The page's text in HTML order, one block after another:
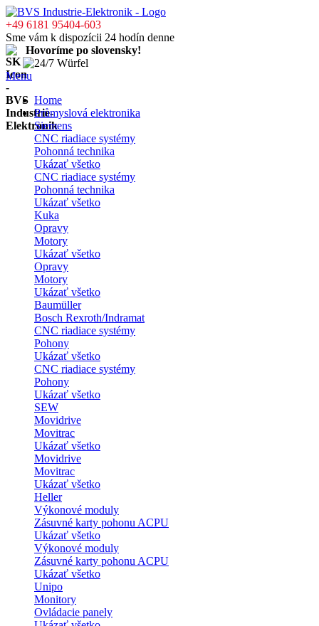
+49 6181 95404-603
Sme vám k dispozícii 24 hodín denne
Hovoríme po slovensky!
Menu
Home
Průmyslová elektronika
Siemens
CNC riadiace systémy
Pohonná technika
Ukázať všetko
CNC riadiace systémy
Pohonná technika
Ukázať všetko
Kuka
Opravy
Motory
Ukázať všetko
Opravy
Motory
Ukázať všetko
Baumüller
Bosch Rexroth/Indramat
CNC riadiace systémy
Pohony
Ukázať všetko
CNC riadiace systémy
Pohony
Ukázať všetko
SEW
Movidrive
Movitrac
Ukázať všetko
Movidrive
Movitrac
Ukázať všetko
Heller
Výkonové moduly
Zásuvné karty pohonu ACPU
Ukázať všetko
Výkonové moduly
Zásuvné karty pohonu ACPU
Ukázať všetko
Unipo
Monitory
Ovládacie panely